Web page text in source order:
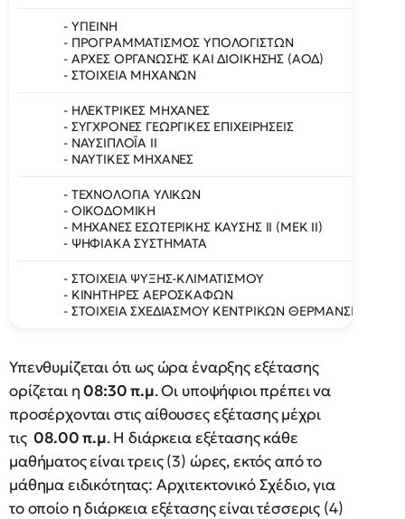
- ΥΓΙΕΙΝΗ
- ΠΡΟΓΡΑΜΜΑΤΙΣΜΟΣ ΥΠΟΛΟΓΙΣΤΩΝ
- ΑΡΧΕΣ ΟΡΓΑΝΩΣΗΣ ΚΑΙ ΔΙΟΙΚΗΣΗΣ (ΑΟΔ)
- ΣΤΟΙΧΕΙΑ ΜΗΧΑΝΩΝ
- ΗΛΕΚΤΡΙΚΕΣ ΜΗΧΑΝΕΣ
- ΣΥΓΧΡΟΝΕΣ ΓΕΩΡΓΙΚΕΣ
- ΝΑΥΣΙΠΛΟΪΑ ΙΙ
- ΝΑΥΤΙΚΕΣ ΜΗΧΑΝΕΣ
- ΤΕΧΝΟΛΟΓΙΑ ΥΛΙΚΩΝ
- ΟΙΚΟΔΟΜΙΚΗ
- ΜΗΧΑΝΕΣ ΕΣΩΤΕΡΙΚΗΣ ΚΑΥΣΗΣ II (ΜΕΚ ΙΙ)
- ΨΗΦΙΑΚΑ ΣΥΣΤΗΜΑΤΑ
- ΣΤΟΙΧΕΙΑ ΨΥΞΗΣ-ΚΛΙΜΑΤΙΣΜΟΥ
- ΚΙΝΗΤΗΡΕΣ ΑΕΡΟΣΚΑΦΩΝ
- ΣΤΟΙΧΕΙΑ ΣΧΕΔΙΑΣΜΟΥ ΚΕΝΤΡΙΚΩΝ ΘΕΡΜΑΝΣΕΩΝ
Υπενθυμίζεται ότι ως ώρα έναρξης εξέτασης
ορίζεται η08:30 π.μ. Οι υποψήφιοι πρέπει να
προσέρχονται στις αίθουσες εξέτασης μέχρι
τις08.00 π.μ. Η διάρκεια εξέτασης κάθε
μαθήματος είναι τρεις (3) ώρες, εκτός από το
μάθημα ειδικότητας: Αρχιτεκτονικό Σχέδιο, για
το οποίο η διάρκεια εξέτασης είναι τέσσερις (4)